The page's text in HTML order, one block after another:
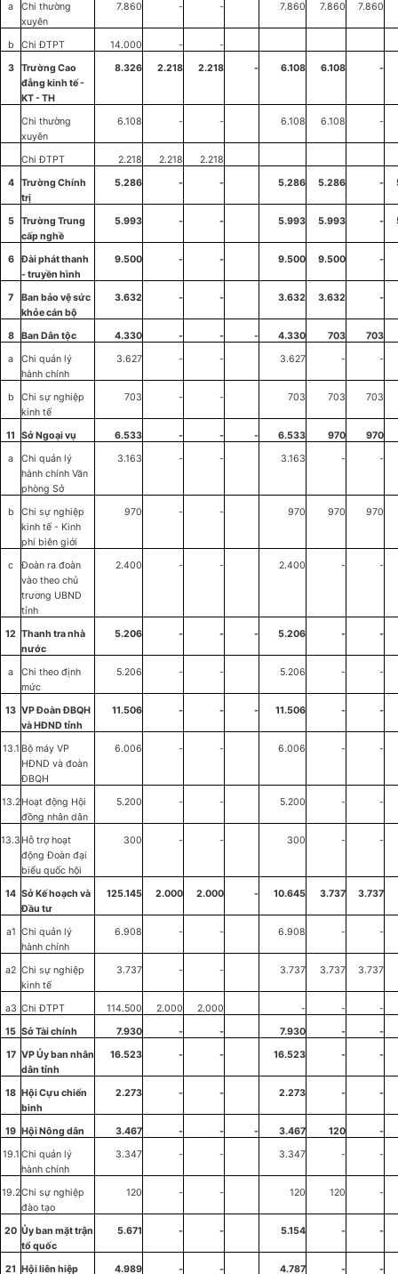
a
Chi thường
xuyên
7.860 - - 7.860 7.860 7.860
b Chi ĐTPT 14.000 -
-
3
Trường Cao
đẳng kinh tế -
KT-TH
8.326 2.218 2.218 - 6.108 6.108 -
Chi thường
xuyên
6.108 - - 6.108 6.108 -
Chi ĐTPT 2.218 2.218
2.218
4
Trường Chính
trị
5.286 - - 5.286 5.286 -
5 Trường Trung
cấp nghề
5.993 - - 5.993 5.993 -
6
Đài phát thanh
-truyền hình
9.500 - - 9.500 9.500 -
7 Ban bảo vệ sức
khỏecán bộ
3.632 - - 3.632 3.632 -
8 Ban Dân tộc 4.330 - - - 4.330 703
703
a
Chi quản lý
hành chính
3.627 - - 3.627 - -
b
Chi sự nghiệp
kinh tế
703 - - 703 703 703
11 Sở Ngoạivụ 6.533 - - - 6.533 970
970
a
Chi quản lý
hành chính Văn
phòng Sở
3.163 - - 3.163 - -
b
Chi sự nghiệp
kinh tế- Kinh
phí biên giới
970 - - 970 970 970
c Đoàn ra đoàn
vào theo chủ
trương UBND
tỉnh
2.400 - - 2.400 - -
12 Thanh tra nhà
nước
5.206 - - - 5.206 - -
a
Chi theo định
mức
5.206 - - 5.206 - -
13 VP Đoàn ĐBQH
và HĐNDtỉnh
11.506 - - - 11.506 - -
13.1 Bộ máy VP
HĐND và đoàn
ĐBQH
6.006 - - 6.006 - -
13.2Hoạt động Hội
đồng nhân dân
5.200 - - 5.200 - -
13.3 Hỗ trợ hoạt
động Đoàn đại
biểu quốc hội
300 - - 300 - -
14 Sở Kế hoạch và
Đầu tư
125.145 2.000 2.000 - 10.645 3.737 3.737
a1 Chi quản lý
hành chính
6.908 - - 6.908 - -
a2 Chi sự nghiệp
kinh tế
3.737 - - 3.737 3.737 3.737
a3 Chi ĐTPT 114.500 2.000 2.000 - -
-
15 Sở Tài chính 7.930 - - 7.930 -
-
17 VP Ủy ban nhân
dân tỉnh
16.523 - - 16.523 - -
18 Hội Cựu chiến
binh
2.273 - - 2.273 - -
19 Hội Nông dân 3.467 - - - 3.467 120
-
19.1 Chi quản lý
hành chính
3.347 - - 3.347 - -
19.2Chi sự nghiệp
đào tạo
120 - - 120 120 -
20 Ủy ban mặt trận
tổ quốc
5.671 - - 5.154 - -
21 Hội liên hiệp 4.989 - - 4.787 - -